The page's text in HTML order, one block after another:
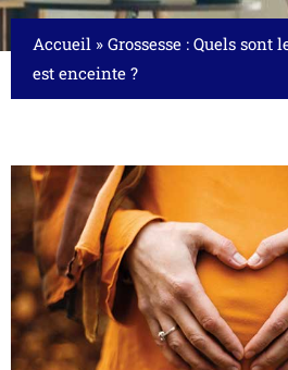
Accueil » Grossesse : Quels sont
est enceinte ?